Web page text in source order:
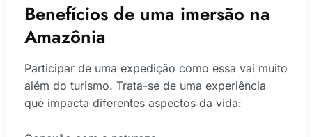
Benefícios de uma imersão na
Amazônia
Participar de uma expedição como essa vai muito
além do turismo. Trata-se de uma experiência
que impacta diferentes aspectos da vida: